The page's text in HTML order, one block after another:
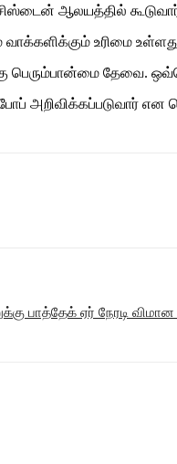
ஆலயத்தில்
வாக்களிக்கும் உரிமை
பெரும்பான்மை தேவை.
அறிவிக்கப்படுவார் என
பாத்தேக் ஏர் நேரடி